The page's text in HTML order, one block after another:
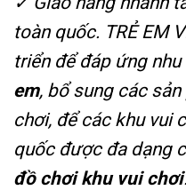
toàn quốc. TRẺ EM
triển để đáp ứng
em, bổ sung các
chơi, để các khu vui
quốc được đa dạng
đồ chơi khu vui chơi.